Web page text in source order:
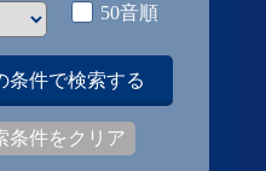
50音順
条件で検索する
条件をクリア